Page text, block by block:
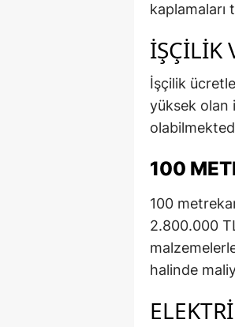
İŞÇILIK
İşçilik
yüksek olan
100
100
2.800.000
halinde